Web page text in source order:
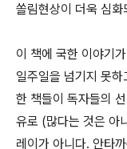
쏠림현상이 더욱 심
이 책에 국한 이야기
일주일을 넘기지 못
한 책들이 독자들의
유로 (많다는 것은 아
레이가 아니다. 안타